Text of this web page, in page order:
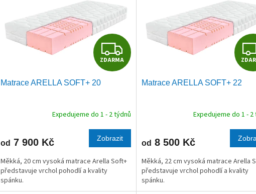
Z
D
R
M
A
ZDARMA
Matrace ARELLA SOFT+ 20
Expedujeme do 1 - 2 týdnů
od 7 900 Kč Zobrazit
Měkká, 20 cm vysoká matrace Arella Soft+
představuje vrchol pohodlí a kvality
spánku.
Matrace ARELLA SOFT+ 22
Expedujeme do 1 - 2
od 8 500 Kč
Měkká, 22 cm vysoká matrace Arella
představuje vrchol pohodlí a kvality
spánku.